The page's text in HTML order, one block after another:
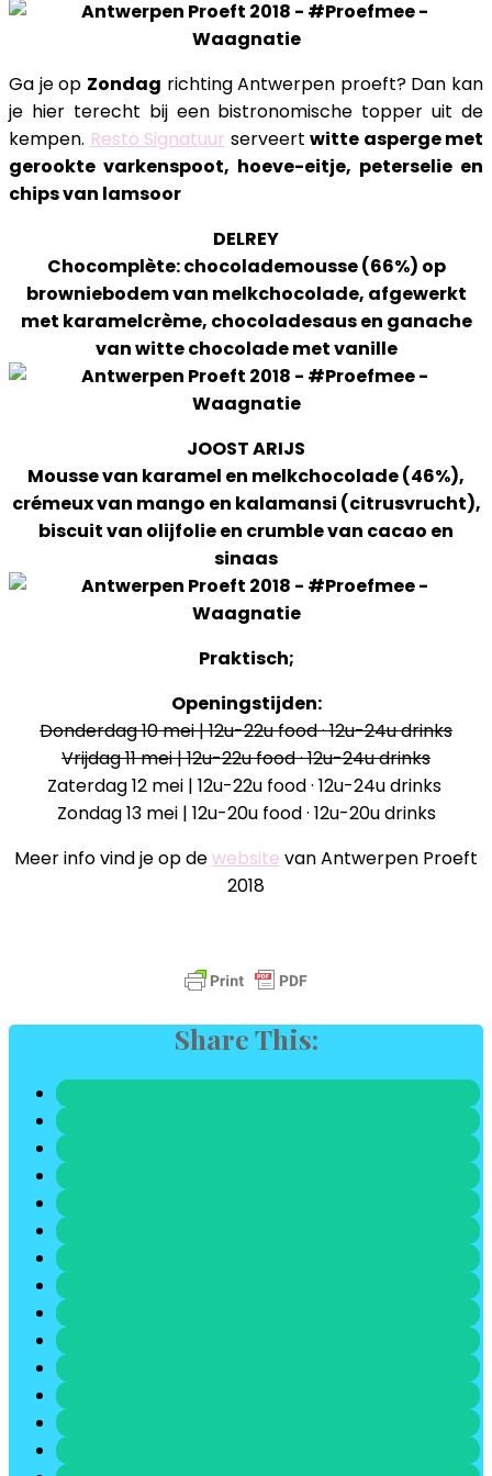
Ga je op Zondag richting Antwerpen proeft? Dan kan
je hier terecht bij een bistronomische topper uit de
kempen. Resto Signatuur serveert witte asperge met
gerookte varkenspoot, hoeve-eitje, peterselie en
chips van lamsoor
DELREY
Chocomplète: chocolademousse (66%) op
browniebodem van melkchocolade, afgewerkt
met karamelcrème, chocoladesaus en ganache
van witte chocolade met vanille
JOOST ARIJS
Mousse van karamel en melkchocolade (46%),
crémeux van mango en kalamansi (citrusvrucht),
biscuit van olijfolie en crumble van cacao en
sinaas
Praktisch;
Openingstijden:
Donderdag 10 mei | 12u-22u food · 12u-24u drinks
Vrijdag 11 mei | 12u-22u food · 12u-24u drinks
Zaterdag 12 mei | 12u-22u food · 12u-24u drinks ​
Zondag 13 mei | 12u-20u food · 12u-20u drinks
Meer info vind je op dewebsite van Antwerpen Proeft
2018
Share This: